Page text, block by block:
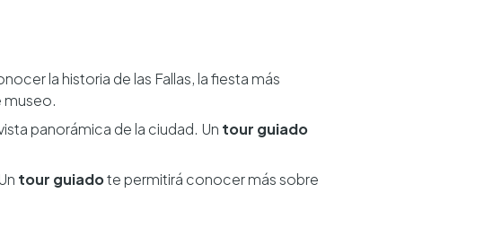
la historia de las Fallas, la fiesta más
museo.
panorámica de la ciudad. Un tour guiado
tour guiadote permitirá conocer más sobre